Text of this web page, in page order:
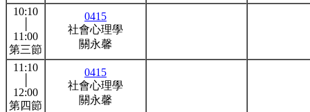
10:10
11:00
第三節
0415
社會心理學
關永馨
11:10
12:00
第四節
0415
社會心理學
關永馨